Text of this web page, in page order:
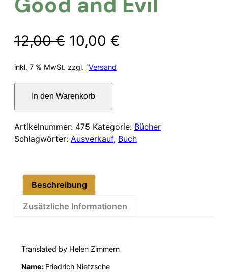
12,00€ Ursprünglicher
Preis
war:
12,00 €
10,00 €
inkl. 7 % MwSt. zzgl. Versand
Nietzsche.
Beyond
Good
and
In den Warenkorb
Artikelnummer: 475 Kategorie: Bücher
Schlagwörter: Ausverkauf, Buch
Beschreibung
Zusätzliche Informationen
Translated by Helen Zimmern
Name: Friedrich Nietzsche